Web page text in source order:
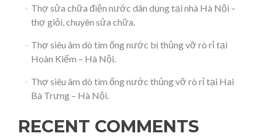
Thợ sửa chữa điện nước dân dụng tại nhà Hà Nội –
thợ giỏi, chuyên sửa chữa.
Thợ siêu âm dò tìm ống nước bị thủng vỡ rò rỉ tại
Hoàn Kiếm – Hà Nội.
Thợ siêu âm dò tìm ống nước thủng vỡ rò rỉ tại Hai
Bà Trưng – Hà Nội.
RECENT COMMENTS